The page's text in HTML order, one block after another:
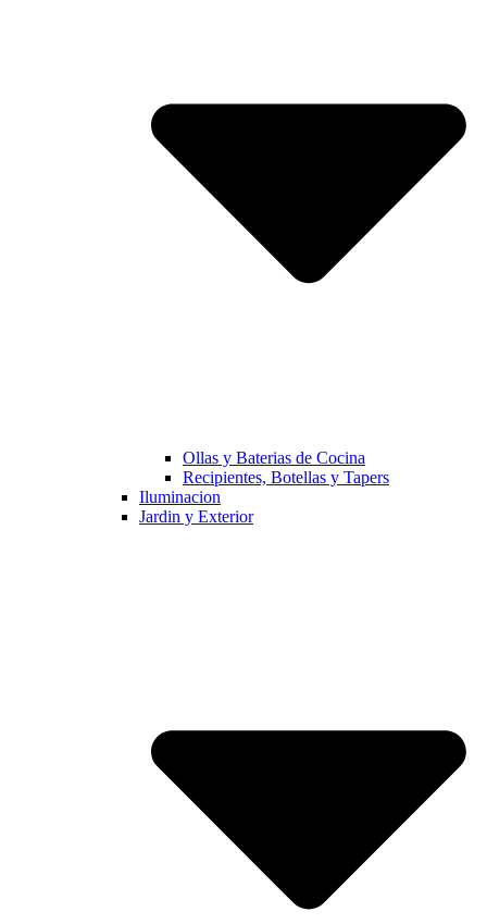
Ollas y Baterias de Cocina
Recipientes, Botellas y Tapers
Iluminacion
Jardin y Exterior